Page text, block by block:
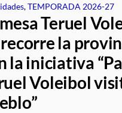
, TEMPORADA 2026-27
Teruel
la
la iniciativa
Voleibol